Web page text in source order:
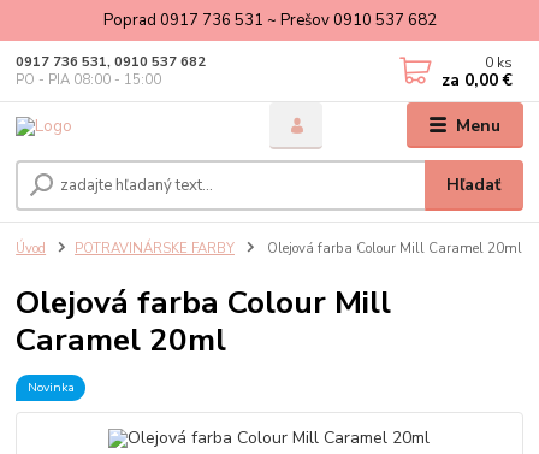
Poprad 0917 736 531 ~ Prešov 0910 537 682
Menu
Hľadať
0917 736 531, 0910 537 682
PO - PIA 08:00 - 15:00
0 ks
za 0,00 €
Úvod POTRAVINÁRSKE FARBY Olejová farba Colour Mill Caramel 20ml
Olejová farba Colour Mill
Caramel 20ml
Novinka